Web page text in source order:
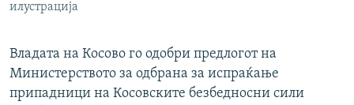
илустрација
Владата на Косово го одобри предлогот на
Министерството за одбрана за испраќање
припадници на Косовските безбедносни сили